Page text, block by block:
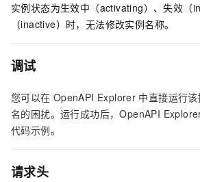
实例状态为生效中（activating）、失效（
（inactive）时，无法修改实例名称。
调试
您可以在 OpenAPI Explorer 中直接运行
名的困扰。运行成功后，OpenAPI
代码示例。
请求头